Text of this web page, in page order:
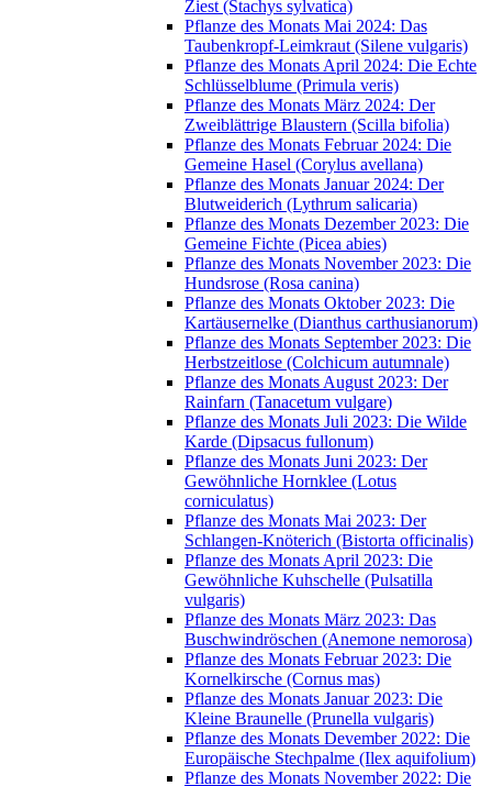
Ziest (Stachys sylvatica)
Pflanze des Monats Mai 2024: Das
Taubenkropf-Leimkraut (Silene vulgaris)
Pflanze des Monats April 2024: Die Echte
Schlüsselblume (Primula veris)
Pflanze des Monats März 2024: Der
Zweiblättrige Blaustern (Scilla bifolia)
Pflanze des Monats Februar 2024: Die
Gemeine Hasel (Corylus avellana)
Pflanze des Monats Januar 2024: Der
Blutweiderich (Lythrum salicaria)
Pflanze des Monats Dezember 2023: Die
Gemeine Fichte (Picea abies)
Pflanze des Monats November 2023: Die
Hundsrose (Rosa canina)
Pflanze des Monats Oktober 2023: Die
Kartäusernelke (Dianthus carthusianorum)
Pflanze des Monats September 2023: Die
Herbstzeitlose (Colchicum autumnale)
Pflanze des Monats August 2023: Der
Rainfarn (Tanacetum vulgare)
Pflanze des Monats Juli 2023: Die Wilde
Karde (Dipsacus fullonum)
Pflanze des Monats Juni 2023: Der
Gewöhnliche Hornklee (Lotus
corniculatus)
Pflanze des Monats Mai 2023: Der
Schlangen-Knöterich (Bistorta officinalis)
Pflanze des Monats April 2023: Die
Gewöhnliche Kuhschelle (Pulsatilla
vulgaris)
Pflanze des Monats März 2023: Das
Buschwindröschen (Anemone nemorosa)
Pflanze des Monats Februar 2023: Die
Kornelkirsche (Cornus mas)
Pflanze des Monats Januar 2023: Die
Kleine Braunelle (Prunella vulgaris)
Pflanze des Monats Devember 2022: Die
Europäische Stechpalme (Ilex aquifolium)
Pflanze des Monats November 2022: Die